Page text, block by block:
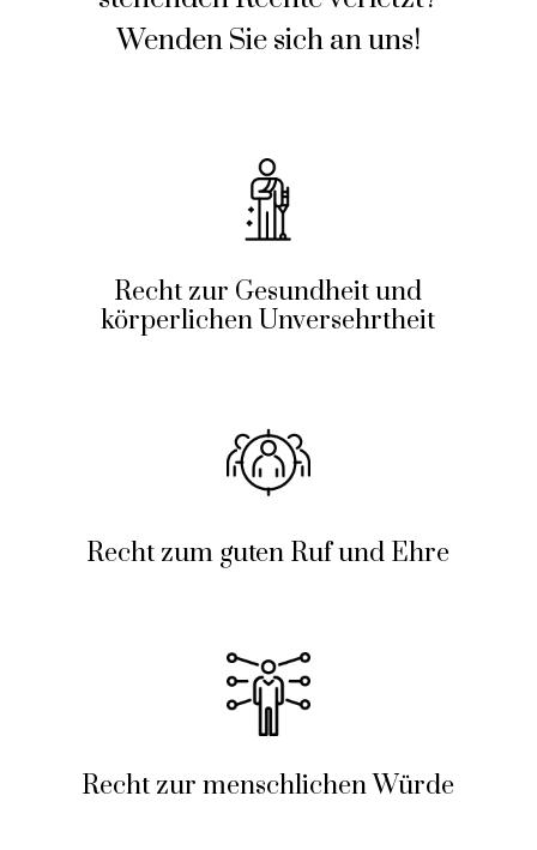
Wenden Sie sich an uns!
Recht zur Gesundheit und
körperlichen Unversehrtheit
Recht zum guten Ruf und Ehre
Recht zur menschlichen Würde